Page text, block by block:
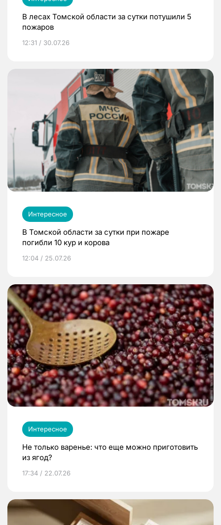
В лесах Томской области за сутки потушили 5
пожаров
12:31 / 30.07.26
Интересное
В Томской области за сутки при пожаре
погибли 10 кур и корова
12:04 / 25.07.26
Интересное
Не только варенье: что еще можно приготовить
из ягод?
17:34 / 22.07.26